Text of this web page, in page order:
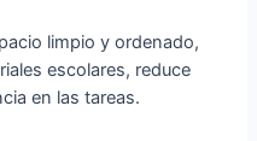
limpio y ordenado,
escolares, reduce
en las tareas.